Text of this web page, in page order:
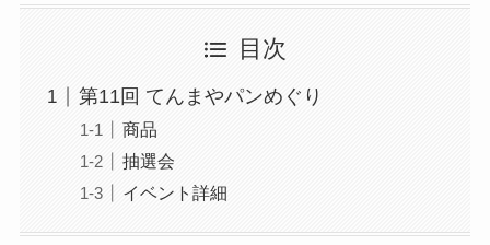
目次
第11回 てんまやパンめぐり
商品
抽選会
イベント詳細